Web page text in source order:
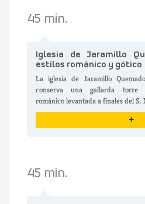
45 min.
Iglesia de Jaramillo
estilos románico y gótico
La iglesia de Jaramillo
conserva una gallarda torre
románico levantada a finales del S.
+
45 min.